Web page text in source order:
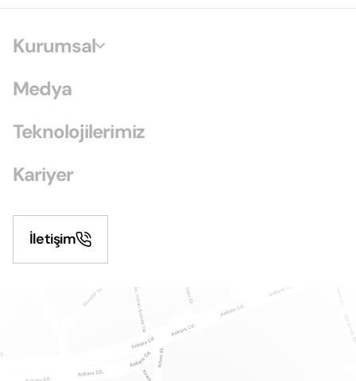
Kurumsal
Medya
Teknolojilerimiz
Kariyer
İletişim